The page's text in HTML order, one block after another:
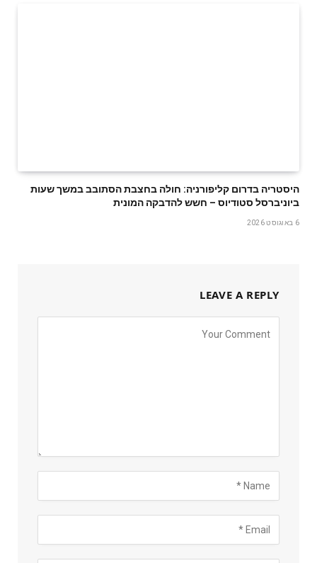
היסטריה בדרום קליפורניה: חולה בחצבת הסתובב במשך שעות
ביוניברסל סטודיוס – חשש להדבקה המונית
6 באוגוסט 2026
LEAVE A REPLY